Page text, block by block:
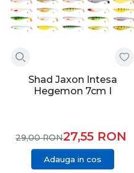
Shad Jaxon Intesa
Hegemon 7cm I
27,55 RON
29,00RON
Adauga in cos